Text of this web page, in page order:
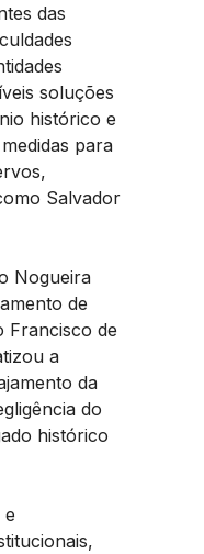
das
soluções
histórico e
para
Salvador
Nogueira
de
Francisco de
a
da
do
histórico
e